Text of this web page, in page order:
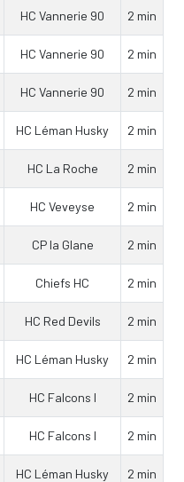
HC Vannerie 90 2 min
HC Vannerie 90 2 min
HC Vannerie 90 2 min
HC Léman Husky 2 min
HC La Roche 2 min
HC Veveyse 2 min
CP la Glane 2 min
Chiefs HC 2 min
HC Red Devils 2 min
HC Léman Husky 2 min
HC Falcons I 2 min
HC Falcons I 2 min
HC Léman Husky 2 min